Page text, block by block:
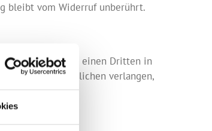
bleibt vom Widerruf unberührt.
an sich oder an einen Dritten in
Verantwortlichen verlangen,